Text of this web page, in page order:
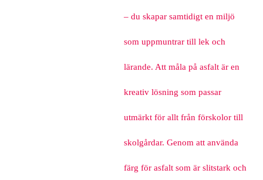
– du skapar samtidigt en miljö
som uppmuntrar till lek och
lärande. Att måla på asfalt är en
kreativ lösning som passar
utmärkt för allt från förskolor till
skolgårdar. Genom att använda
färg för asfalt som är slitstark och